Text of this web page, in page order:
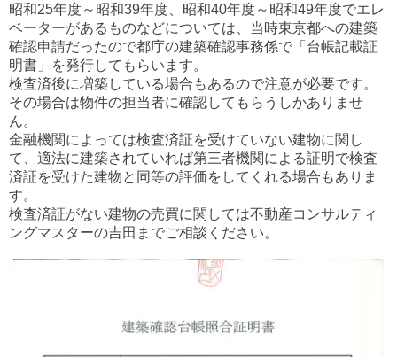
昭和25年度～昭和39年度、昭和40年度～昭和49年度でエレ
ベーターがあるものなどについては、当時東京都への建築
確認申請だったので都庁の建築確認事務係で「台帳記載証
明書」を発行してもらいます。
検査済後に増築している場合もあるので注意が必要です。
その場合は物件の担当者に確認してもらうしかありませ
ん。
金融機関によっては検査済証を受けていない建物に関し
て、適法に建築されていれば第三者機関による証明で検査
済証を受けた建物と同等の評価をしてくれる場合もありま
す。
検査済証がない建物の売買に関しては不動産コンサルティ
ングマスターの吉田までご相談ください。